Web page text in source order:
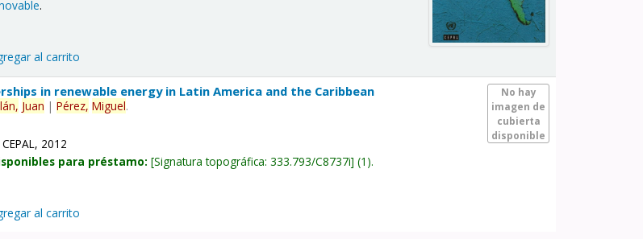
.
al carrito
No hay
imagen de
cubierta
disponible
in renewable energy in Latin America and the Caribbean
Juan |Pérez, Miguel.
2012
para préstamo: Signatura topográfica:333.793/C8737i (1).
al carrito